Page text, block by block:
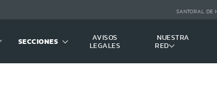
SANTORAL DE
SECCIONES
AVISOS
LEGALES
NUESTRA
RED